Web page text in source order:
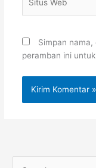
Web
Simpan
peramban ini